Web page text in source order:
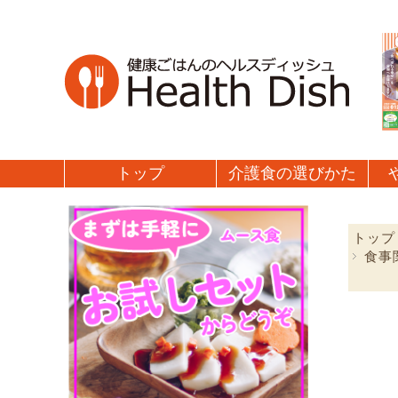
トップ 介護食の選びかた
トップ
食事